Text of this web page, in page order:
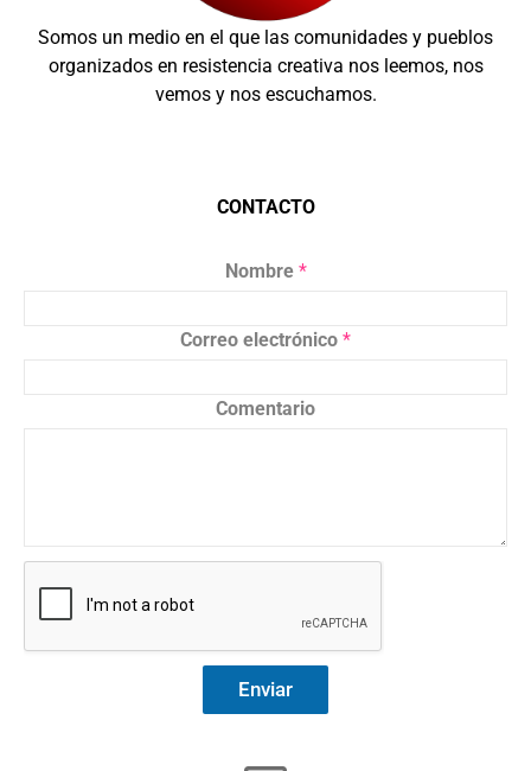
Somos un medio en el que las comunidades y pueblos
organizados en resistencia creativa nos leemos, nos
vemos y nos escuchamos.
CONTACTO
Nombre *
Correo electrónico *
Comentario
Enviar